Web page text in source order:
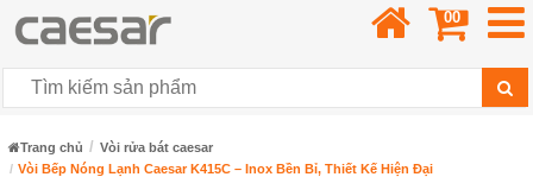
00
Trang chủ
Vòi rửa bát caesar
Vòi Bếp Nóng Lạnh Caesar K415C – Inox Bền Bỉ, Thiết Kế Hiện Đại